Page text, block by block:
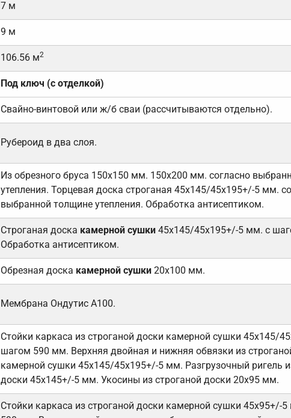
7 м
9 м
106.56 м2
Под ключ (с отделкой)
Свайно-винтовой или ж/б сваи (рассчитываются отдельно).
Рубероид в два слоя.
Из обрезного бруса 150х150 мм. 150х200 мм. согласно
утепления. Торцевая доска строганая 45х145/45х195+/-5 мм.
выбранной толщине утепления. Обработка антисептиком.
Строганая доска камерной сушки 45х145/45х195+/-5 мм. с
Обработка антисептиком.
Обрезная доска камерной сушки20х100 мм.
Мембрана Ондутис А100.
Стойки каркаса из строганой доски камерной сушки 45х145/
шагом 590 мм. Верхняя двойная и нижняя обвязки из
камерной сушки 45х145/45х195+/-5 мм. Разгрузочный ригель
доски 45х145+/-5 мм. Укосины из строганой доски 20х95 мм.
Стойки каркаса из строганой доски камерной сушки 45х95+/-